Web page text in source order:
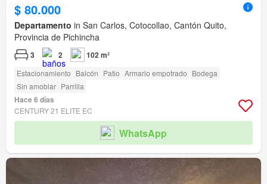
$ 80.000
Departamento in San Carlos, Cotocollao, Cantón Quito,
Provincia de Pichincha
3 2 102 m²
Estacionamiento Balcón Patio Armario empotrado Bodega
Sin amoblar Parrilla
Hace 6 días
CENTURY 21 ELITE EC
WhatsApp